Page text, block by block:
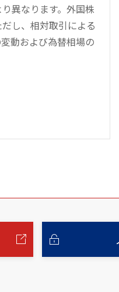
異なります。外国株
し、相対取引による
動および為替相場の